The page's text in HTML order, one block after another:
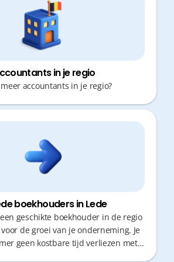
keuze maken zorgt voor
laat je toe om je volledig op de groei
in je regio
accountants in je regio?
boekhouders in Lede
geschikte boekhouder in de regio
de groei van je onderneming. Je
geen kostbare tijd verliezen met